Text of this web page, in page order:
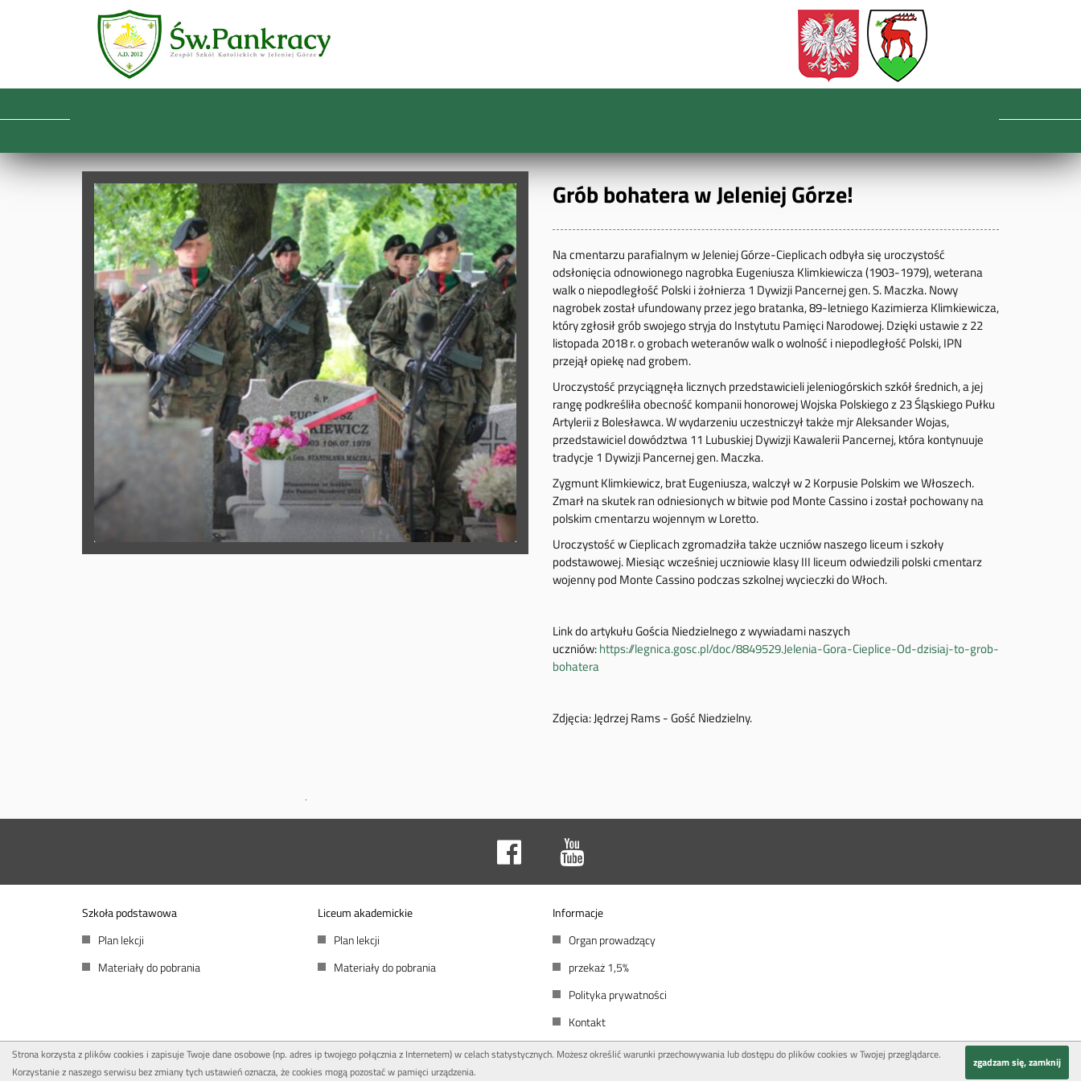
Grób bohatera w Jeleniej Górze!
Na cmentarzu parafialnym w Jeleniej Górze-Cieplicach odbyła się uroczystość
odsłonięcia odnowionego nagrobka Eugeniusza Klimkiewicza (1903-1979), weterana
walk o niepodległość Polski i żołnierza 1 Dywizji Pancernej gen. S. Maczka. Nowy
nagrobek został ufundowany przez jego bratanka, 89-letniego Kazimierza Klimkiewicza,
który zgłosił grób swojego stryja do Instytutu Pamięci Narodowej. Dzięki ustawie z 22
listopada 2018 r. o grobach weteranów walk o wolność i niepodległość Polski, IPN
przejął opiekę nad grobem.
Uroczystość przyciągnęła licznych przedstawicieli jeleniogórskich szkół średnich, a jej
rangę podkreśliła obecność kompanii honorowej Wojska Polskiego z 23 Śląskiego Pułku
Artylerii z Bolesławca. W wydarzeniu uczestniczył także mjr Aleksander Wojas,
przedstawiciel dowództwa 11 Lubuskiej Dywizji Kawalerii Pancernej, która kontynuuje
tradycje 1 Dywizji Pancernej gen. Maczka.
Zygmunt Klimkiewicz, brat Eugeniusza, walczył w 2 Korpusie Polskim we Włoszech.
Zmarł na skutek ran odniesionych w bitwie pod Monte Cassino i został pochowany na
polskim cmentarzu wojennym w Loretto.
Uroczystość w Cieplicach zgromadziła także uczniów naszego liceum i szkoły
podstawowej. Miesiąc wcześniej uczniowie klasy III liceum odwiedzili polski cmentarz
wojenny pod Monte Cassino podczas szkolnej wycieczki do Włoch.
Link do artykułu Gościa Niedzielnego z wywiadami naszych
uczniów:https://legnica.gosc.pl/doc/8849529.Jelenia-Gora-Cieplice-Od-dzisiaj-to-grob-
bohatera
Zdjęcia: Jędrzej Rams - Gość Niedzielny.
Szkoła podstawowa
Plan lekcji
Materiały do pobrania
Liceum akademickie
Plan lekcji
Materiały do pobrania
Informacje
Organ prowadzący
przekaż 1,5%
Polityka prywatności
Kontakt
zgadzam się, zamknij
Strona korzysta z plików cookies i zapisuje Twoje dane osobowe (np. adres ip twojego połącznia z Internetem) w celach statystycznych. Możesz określić warunki przechowywania lub dostępu do plików cookies w Twojej przeglądarce.
Korzystanie z naszego serwisu bez zmiany tych ustawień oznacza, że cookies mogą pozostać w pamięci urządzenia.